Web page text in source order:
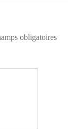
obligatoires